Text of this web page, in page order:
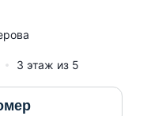
3 этаж из 5